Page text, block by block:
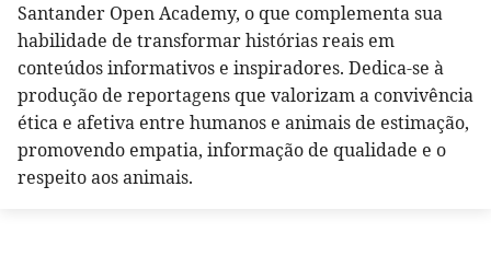
Santander Open Academy, o que complementa sua
habilidade de transformar histórias reais em
conteúdos informativos e inspiradores. Dedica-se à
produção de reportagens que valorizam a convivência
ética e afetiva entre humanos e animais de estimação,
promovendo empatia, informação de qualidade e o
respeito aos animais.